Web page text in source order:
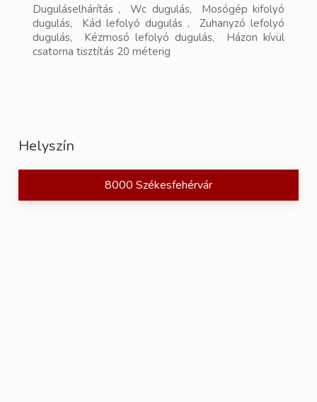
Duguláselhárítás , Wc dugulás, Mosógép kifolyó
dugulás, Kád lefolyó dugulás , Zuhanyzó lefolyó
dugulás, Kézmosó lefolyó dugulás, Házon kívül
csatorna tisztítás 20 méterig
Helyszín
8000 Székesfehérvár